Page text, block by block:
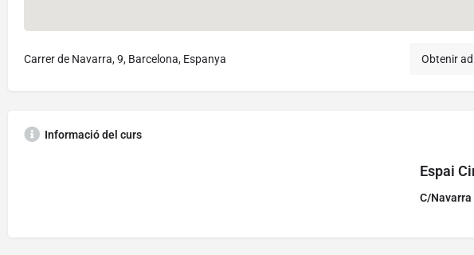
Carrer de Navarra, 9, Barcelona, Espanya Obtenir
Informació del curs
Espai
C/Navarra